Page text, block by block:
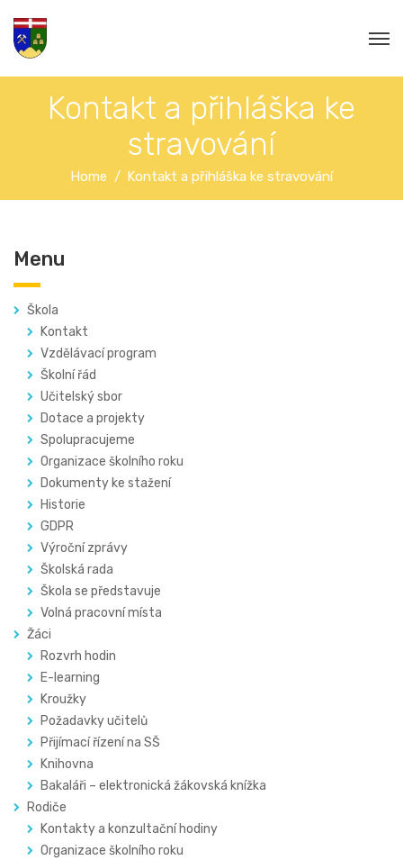
Kontakt a přihláška ke
stravování
Home Kontakt a přihláška ke stravování
Menu
Škola
Kontakt
Vzdělávací program
Školní řád
Učitelský sbor
Dotace a projekty
Spolupracujeme
Organizace školního roku
Dokumenty ke stažení
Historie
GDPR
Výroční zprávy
Školská rada
Škola se představuje
Volná pracovní místa
Žáci
Rozvrh hodin
E-learning
Kroužky
Požadavky učitelů
Přijímací řízení na SŠ
Knihovna
Bakaláři – elektronická žákovská knížka
Rodiče
Kontakty a konzultační hodiny
Organizace školního roku